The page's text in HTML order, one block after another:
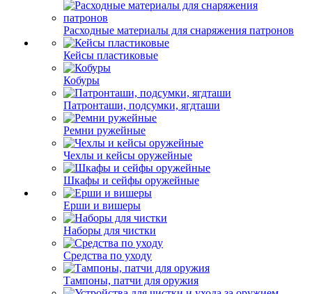
Расходные материалы для снаряжения патронов
Кейсы пластиковые
Кобуры
Патронташи, подсумки, ягдташи
Ремни ружейные
Чехлы и кейсы оружейные
Шкафы и сейфы оружейные
Ерши и вишеры
Наборы для чистки
Средства по уходу
Тампоны, патчи для оружия